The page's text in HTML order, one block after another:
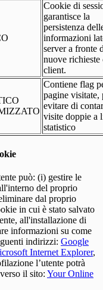
Cookie di
garantisce la
persistenza
informazioni
server a fronte
nuove richieste
client.
Contiene flag
pagine visitate,
evitare di
visite doppie a
statistico
può: (i) gestire le
del proprio
dal proprio
in cui è stato salvato
all'installazione di
informazioni su come
indirizzi: Google
Internet Explorer,
l’utente potrà
il sito: Your Online